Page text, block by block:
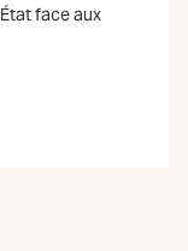
face aux